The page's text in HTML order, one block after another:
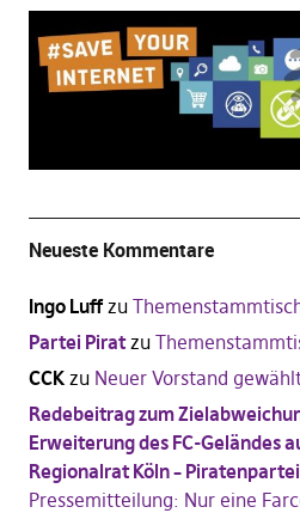
Neueste Kommentare
Ingo Luffzu
Partei Piratzu
CCKzu Neuer Vorstand
Redebeitrag zum
Erweiterung des FC-Geländes
Regionalrat Köln –
Pressemitteilung: Nur eine